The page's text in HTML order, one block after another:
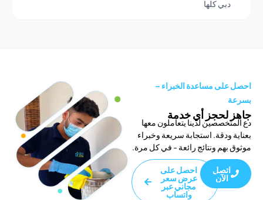
مساعدة الخبراء –
لحجز أي خدمة
لدينا يتعاملون معها
ودقة. استجابة سريعة وخبراء
ونتائج رائعة - في كل مرة.
اتصل
الآن
احصل على
عرض سعر
مجاني عبر
واتساب